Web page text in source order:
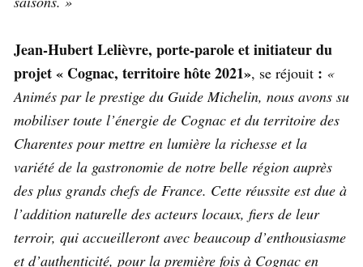
Jean-Hubert Lelièvre, porte-parole et initiateur du
projet « Cognac, territoire hôte 2021», se réjouit : «
Animés par le prestige du Guide Michelin, nous avons su
mobiliser toute l’énergie de Cognac et du territoire des
Charentes pour mettre en lumière la richesse et la
variété de la gastronomie de notre belle région auprès
des plus grands chefs de France. Cette réussite est due à
l’addition naturelle des acteurs locaux, fiers de leur
terroir, qui accueilleront avec beaucoup d’enthousiasme
et d’authenticité, pour la première fois à Cognac en